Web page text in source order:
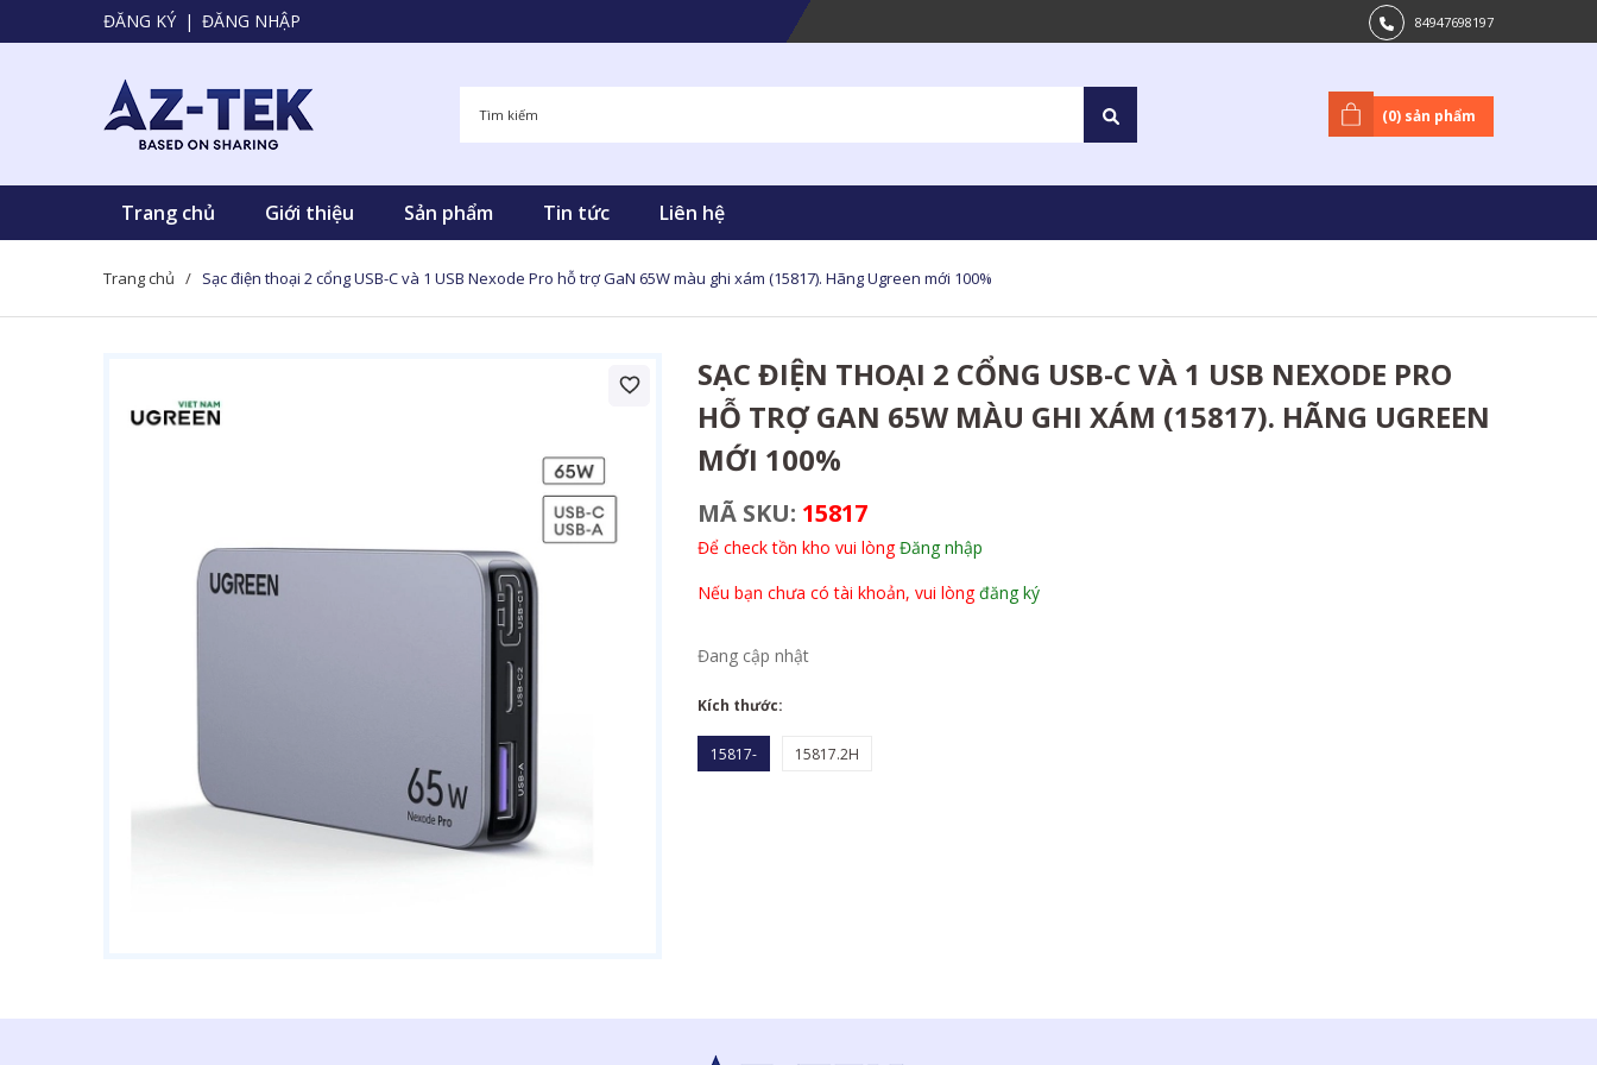
ĐĂNG KÝ | ĐĂNG NHẬP 84947698197
(0) sản phẩm
Trang chủ Giới thiệu Sản phẩm Tin tức Liên hệ
Trang chủ / Sạc điện thoại 2 cổng USB-C và 1 USB Nexode Pro hỗ trợ GaN 65W màu ghi xám (15817). Hãng Ugreen mới 100%
SẠC ĐIỆN THOẠI 2 CỔNG USB-C VÀ 1 USB NEXODE PRO
HỖ TRỢ GAN 65W MÀU GHI XÁM (15817). HÃNG UGREEN
MỚI 100%
MÃ SKU: 15817
Để check tồn kho vui lòngĐăng nhập
Nếu bạn chưa có tài khoản, vui lòngđăng ký
Đang cập nhật
Kích thước:
15817- 15817.2H